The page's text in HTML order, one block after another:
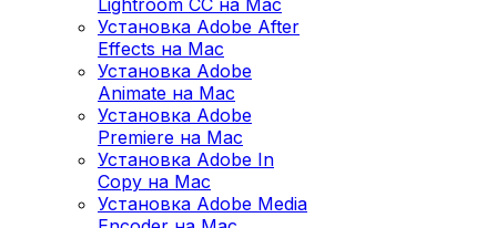
Lightroom CC на Mac
Установка Adobe After
Effects на Mac
Установка Adobe
Animate на Mac
Установка Adobe
Premiere на Mac
Установка Adobe In
Copy на Mac
Установка Adobe Media